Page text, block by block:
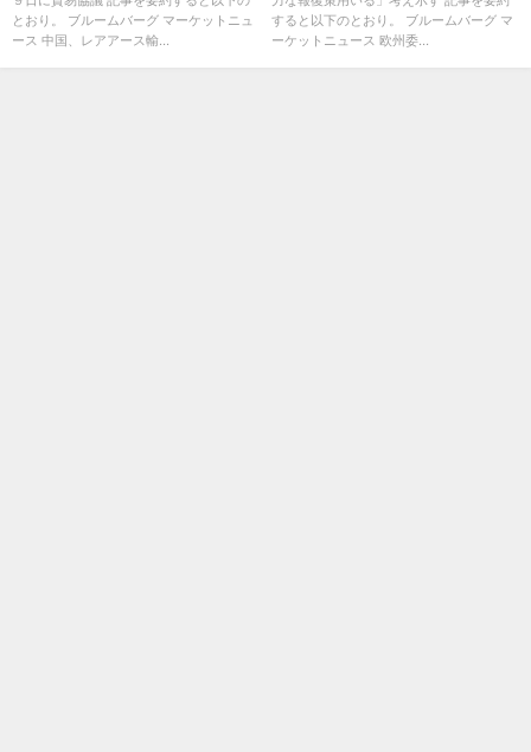
とおり。 ブルームバーグ マーケットニュ
ース 中国、レアアース輸...
すると以下のとおり。 ブルームバーグ マ
ーケットニュース 欧州委...